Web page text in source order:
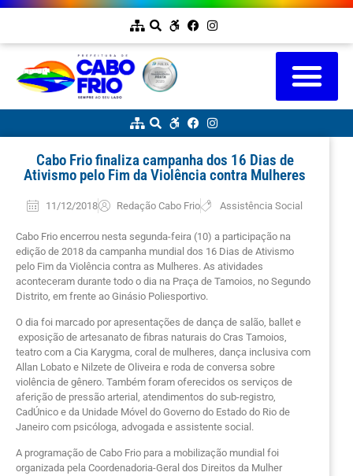
Cabo Frio finaliza campanha dos 16 Dias de
Ativismo pelo Fim da Violência contra Mulheres
11/12/2018 Redação Cabo Frio Assistência Social
Cabo Frio encerrou nesta segunda-feira (10) a participação na
edição de 2018 da campanha mundial dos 16 Dias de Ativismo
pelo Fim da Violência contra as Mulheres. As atividades
aconteceram durante todo o dia na Praça de Tamoios, no Segundo
Distrito, em frente ao Ginásio Poliesportivo.
O dia foi marcado por apresentações de dança de salão, ballet e
exposição de artesanato de fibras naturais do Cras Tamoios,
teatro com a Cia Karygma, coral de mulheres, dança inclusiva com
Allan Lobato e Nilzete de Oliveira e roda de conversa sobre
violência de gênero. Também foram oferecidos os serviços de
aferição de pressão arterial, atendimentos do sub-registro,
CadÚnico e da Unidade Móvel do Governo do Estado do Rio de
Janeiro com psicóloga, advogada e assistente social.
A programação de Cabo Frio para a mobilização mundial foi
organizada pela Coordenadoria-Geral dos Direitos da Mulher